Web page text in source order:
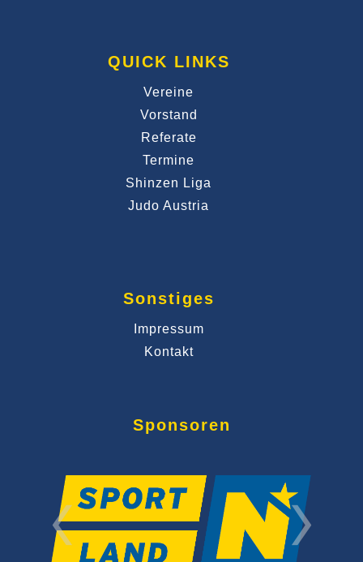
QUICK LINKS
Vereine
Vorstand
Referate
Termine
Shinzen Liga
Judo Austria
Sonstiges
Impressum
Kontakt
Sponsoren